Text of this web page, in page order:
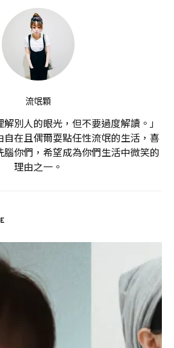
流氓顆
解別人的眼光，但不要過度解讀。」
在且偶爾耍點任性流氓的生活，喜
你們，希望成為你們生活中微笑的
理由之一。